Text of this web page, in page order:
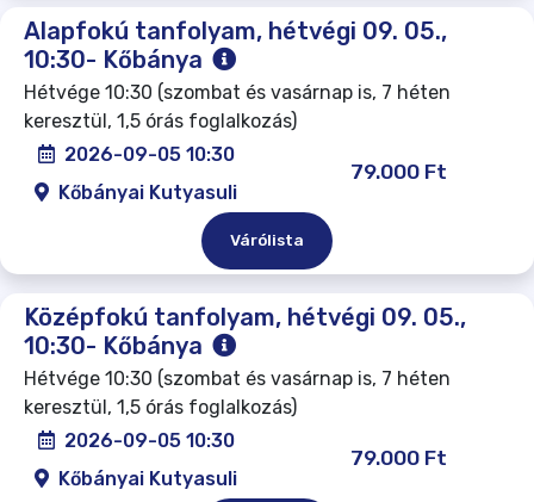
Alapfokú tanfolyam, hétvégi 09. 05.,
10:30- Kőbánya
Hétvége 10:30 (szombat és vasárnap is, 7 héten
keresztül, 1,5 órás foglalkozás)
2026-09-05 10:30
Kőbányai Kutyasuli
79.000 Ft
Várólista
Középfokú tanfolyam, hétvégi 09. 05.,
10:30- Kőbánya
Hétvége 10:30 (szombat és vasárnap is, 7 héten
keresztül, 1,5 órás foglalkozás)
2026-09-05 10:30
Kőbányai Kutyasuli
79.000 Ft